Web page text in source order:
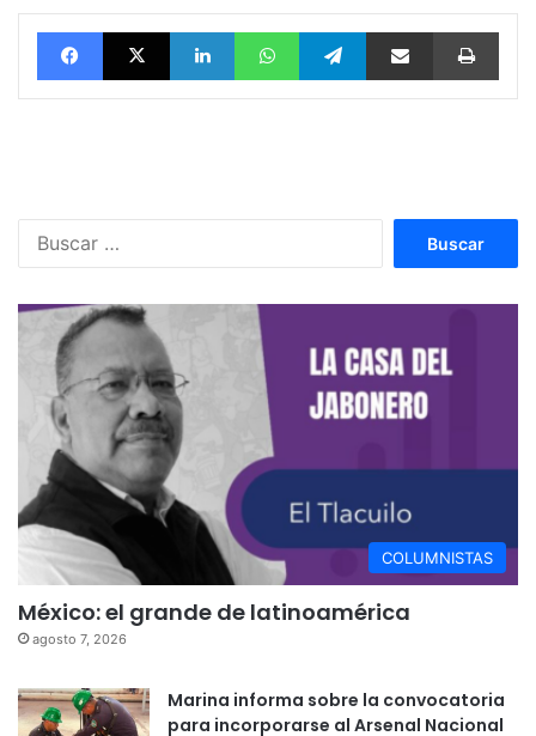
FacebookX LinkedInWhatsAppTelegramvía email
COLUMNISTAS
México: el grande de latinoamérica
agosto 7, 2026
Marina informa sobre la convocatoria
para incorporarse al Arsenal Nacional